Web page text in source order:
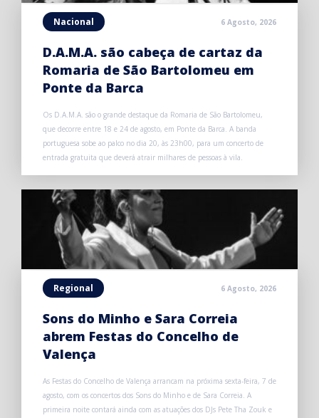
Nacional 6 Agosto, 2026
D.A.M.A. são cabeça de cartaz da
Romaria de São Bartolomeu em
Ponte da Barca
Os D.A.M.A. são o grande destaque da Romaria de São Bartolomeu,
que decorre entre 18 e 24 de agosto, em Ponte da Barca. A banda
portuguesa sobe ao palco no dia 20, às 23h00, para um concerto de
entrada gratuita que deverá atrair milhares de pessoas à vila.
Regional 6 Agosto, 2026
Sons do Minho e Sara Correia
abrem Festas do Concelho de
Valença
As Festas do Concelho de Valença arrancam na próxima sexta-feira, 7 de
agosto, com os concertos dos Sons do Minho e de Sara Correia. A
primeira noite contará ainda com as atuações dos DJs Pete Tha Zouk e